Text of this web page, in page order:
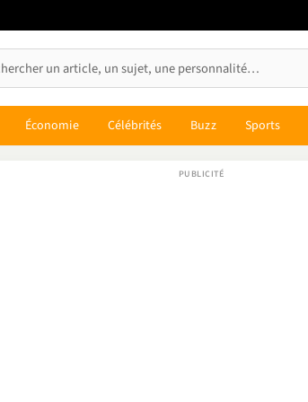
Économie Célébrités Buzz Sports